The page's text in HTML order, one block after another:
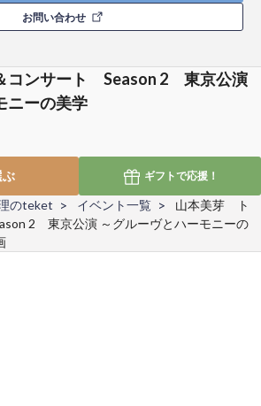
お問い合わせ
コンサート Season 2 東京公演
ニーの美学
ぶ
ギフトで応援！
のteket イベント一覧
山本美芽 ト
2 東京公演 ～グルーヴとハーモニーの